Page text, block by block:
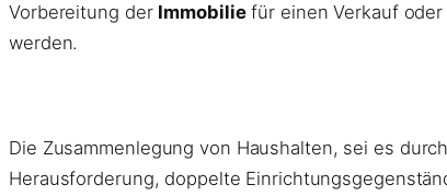
Vorbereitung der Immobiliefür einen Verkauf oder
werden.
Die Zusammenlegung von Haushalten, sei es
Herausforderung, doppelte